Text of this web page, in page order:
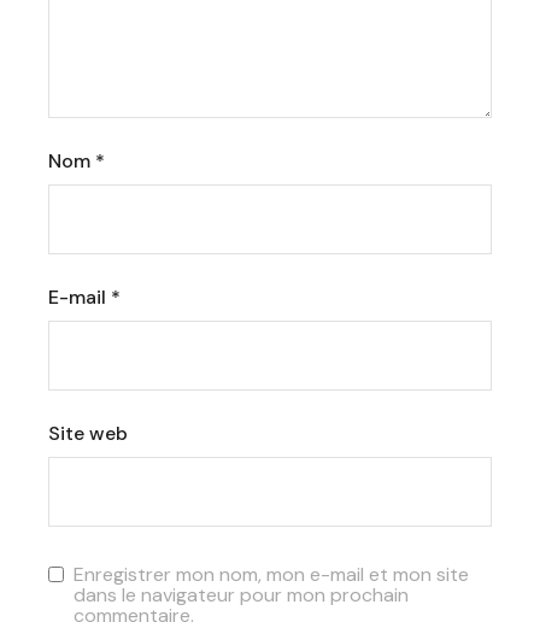
Nom *
E-mail *
Site web
Enregistrer mon nom, mon e-mail et mon site
dans le navigateur pour mon prochain
commentaire.